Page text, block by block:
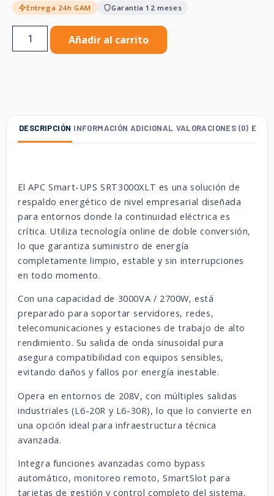
Entrega 24h GAM Garantía 12 meses
Añadir al carrito
DESCRIPCIÓN INFORMACIÓN ADICIONAL VALORACIONES (0)
El APC Smart-UPS SRT3000XLT es una solución de
respaldo energético de nivel empresarial diseñada
para entornos donde la continuidad eléctrica es
crítica. Utiliza tecnología online de doble conversión,
lo que garantiza suministro de energía
completamente limpio, estable y sin interrupciones
en todo momento.
Con una capacidad de 3000VA / 2700W, está
preparado para soportar servidores, redes,
telecomunicaciones y estaciones de trabajo de alto
rendimiento. Su salida de onda sinusoidal pura
asegura compatibilidad con equipos sensibles,
evitando daños y fallos por energía inestable.
Opera en entornos de 208V, con múltiples salidas
industriales (L6-20R y L6-30R), lo que lo convierte en
una opción ideal para infraestructura técnica
avanzada.
Integra funciones avanzadas como bypass
automático, monitoreo remoto, SmartSlot para
tarjetas de gestión y control completo del sistema,